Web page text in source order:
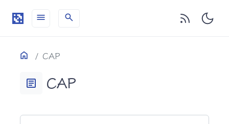
menu search
Home CAP
目录
article CAP